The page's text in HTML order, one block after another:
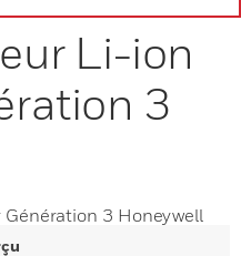
Li-ion
3
3 Honeywell